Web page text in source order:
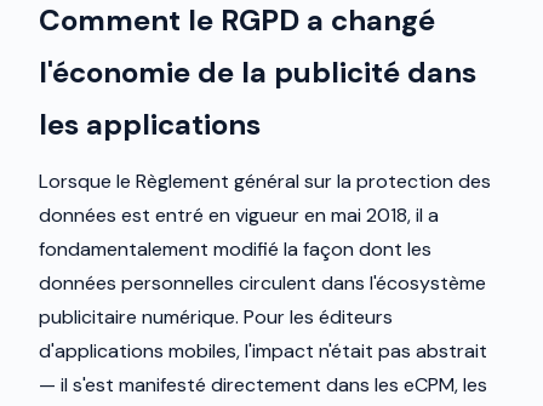
Comment le RGPD a changé
l'économie de la publicité dans
les applications
Lorsque le Règlement général sur la protection des
données est entré en vigueur en mai 2018, il a
fondamentalement modifié la façon dont les
données personnelles circulent dans l'écosystème
publicitaire numérique. Pour les éditeurs
d'applications mobiles, l'impact n'était pas abstrait
— il s'est manifesté directement dans les eCPM, les